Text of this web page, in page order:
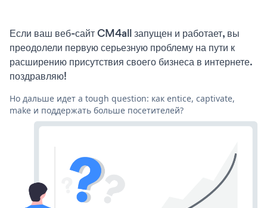
Если ваш веб-сайт CM4all запущен и работает, вы
преодолели первую серьезную проблему на пути к
расширению присутствия своего бизнеса в интернете.
поздравляю!
Но дальше идет a tough question: как entice, captivate,
make и поддержать больше посетителей?